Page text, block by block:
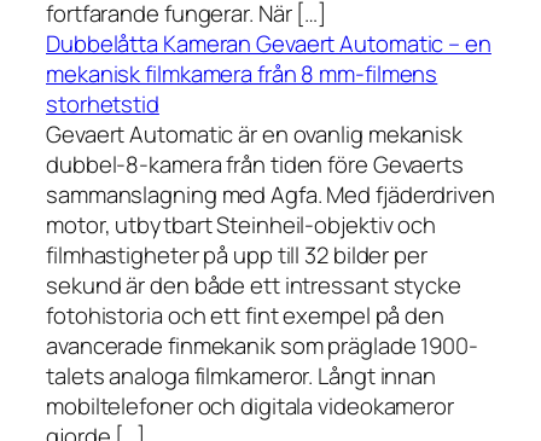
fortfarande fungerar. När […]
Dubbelåtta Kameran Gevaert Automatic – en
mekanisk filmkamera från 8 mm-filmens
storhetstid
Gevaert Automatic är en ovanlig mekanisk
dubbel-8-kamera från tiden före Gevaerts
sammanslagning med Agfa. Med fjäderdriven
motor, utbytbart Steinheil-objektiv och
filmhastigheter på upp till 32 bilder per
sekund är den både ett intressant stycke
fotohistoria och ett fint exempel på den
avancerade finmekanik som präglade 1900-
talets analoga filmkameror. Långt innan
mobiltelefoner och digitala videokameror